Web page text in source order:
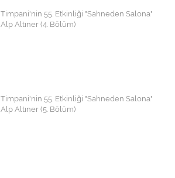
Timpani'nin 55. Etkinliği "Sahneden Salona"
Alp Altıner (4. Bölüm)
Timpani'nin 55. Etkinliği "Sahneden Salona"
Alp Altıner (5. Bölüm)